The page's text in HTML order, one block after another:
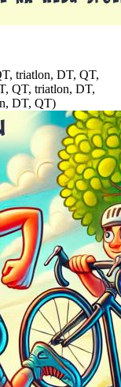
triatlon, DT, QT,
QT, triatlon, DT,
DT, QT)